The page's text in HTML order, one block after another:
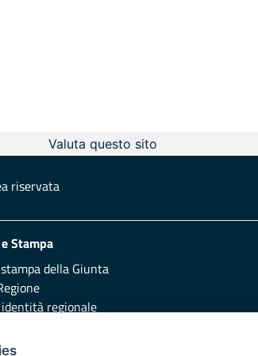
Valuta questo sito
riservata
Stampa
della Giunta
identità regionale